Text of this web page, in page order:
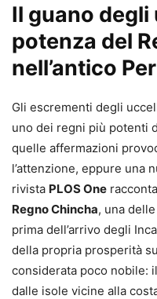
Il guano degli
potenza del
nell’antico
Gli escrementi degli
uno dei regni più potenti
quelle affermazioni
l’attenzione, eppure una
rivista PLOS One
Regno Chincha, una
prima dell’arrivo degli
della propria prosperità
considerata poco nobile: il
dalle isole vicine alla